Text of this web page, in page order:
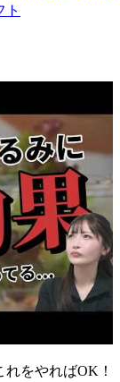
ト
をやればOK！